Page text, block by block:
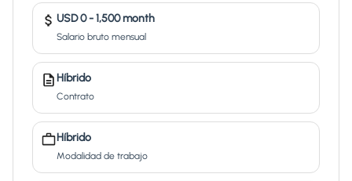
USD 0 - 1,500 month
Salario bruto mensual
Híbrido
Contrato
Híbrido
Modalidad de trabajo